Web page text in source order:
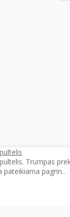
Trumpas
pagrin..